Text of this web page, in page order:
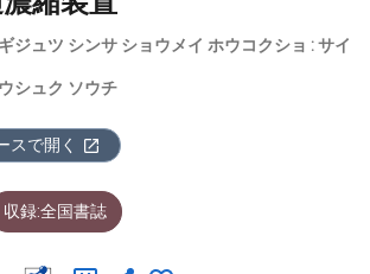
ジュツ シンサ ショウメイ ホウコクショ : サイ
シュク ソウチ
スで開く
収録:全国書誌